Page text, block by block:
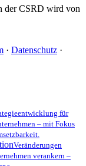
der CSRD wird von
· Datenschutz ·
für
– mit Fokus
Veränderungen
verankern –